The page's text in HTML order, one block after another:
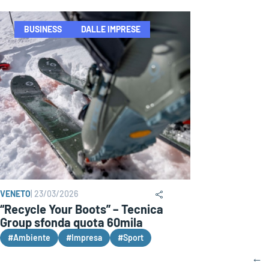
BUSINESS DALLE IMPRESE
VENETO 23/03/2026
“Recycle Your Boots” – Tecnica
Group sfonda quota 60mila
#Ambiente #Impresa #Sport
←